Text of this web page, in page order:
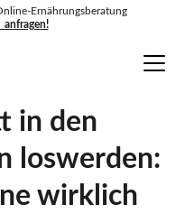
Ernährungsberatung
anfragen!
in den
loswerden:
wirklich